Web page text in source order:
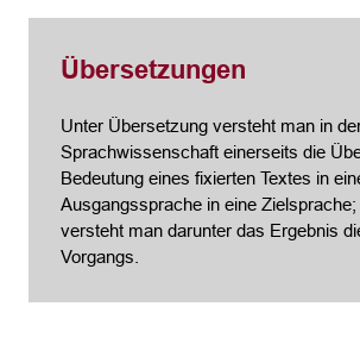
Übersetzungen
Unter Übersetzung versteht man in
Sprachwissenschaft einerseits die
Bedeutung eines fixierten Textes in
Ausgangssprache in eine
versteht man darunter das Ergebnis
Vorgangs.